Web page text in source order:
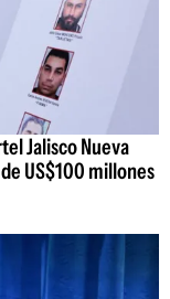
Jalisco Nueva
US$100 millones